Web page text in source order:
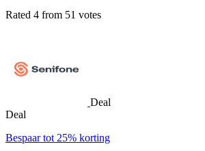
Rated 4 from 51 votes
Deal
Deal
Bespaar tot 25% korting